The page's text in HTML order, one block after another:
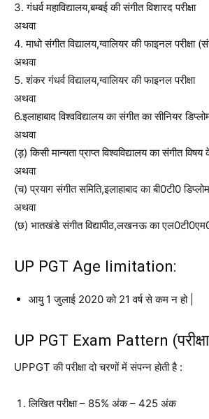
3. गंधर्व महाविद्यालय,बम्बई की संगीत विशारद परीक्षा
अथवा
4. माधो संगीत विद्यालय,ग्वालियर की फाइनल परीक्षा
अथवा
5. शंकर गंधर्व विद्यालय,ग्वालियर की फाइनल परीक्षा
अथवा
6.इलाहाबाद विश्वविद्यालय का संगीत का सीनियर
अथवा
(ड़) किसी मान्यता प्राप्त विश्वविद्यालय का संगीत
अथवा
(च) प्रयाग संगीत समिति,इलाहाबाद का बी0टी0
अथवा
(छ) भातखंडे संगीत विद्यापीठ,लखनऊ का एल0टी0एम0
UP PGT Age limitation:
आयु 1 जुलाई 2020 को 21 वर्ष से कम न हो |
UP PGT Exam Pattern
UPPGT की परीक्षा दो चरणों में संपन्न होती है :
लिखित परीक्षा – 85% अंक – 425 अंक